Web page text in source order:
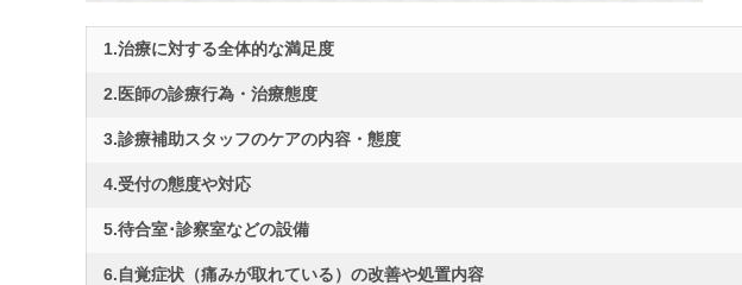
1.治療に対する全体的な満足度
2.医師の診療行為・治療態度
3.診療補助スタッフのケアの内容・態度
4.受付の態度や対応
5.待合室･診察室などの設備
6.自覚症状（痛みが取れている）の改善や処置内容